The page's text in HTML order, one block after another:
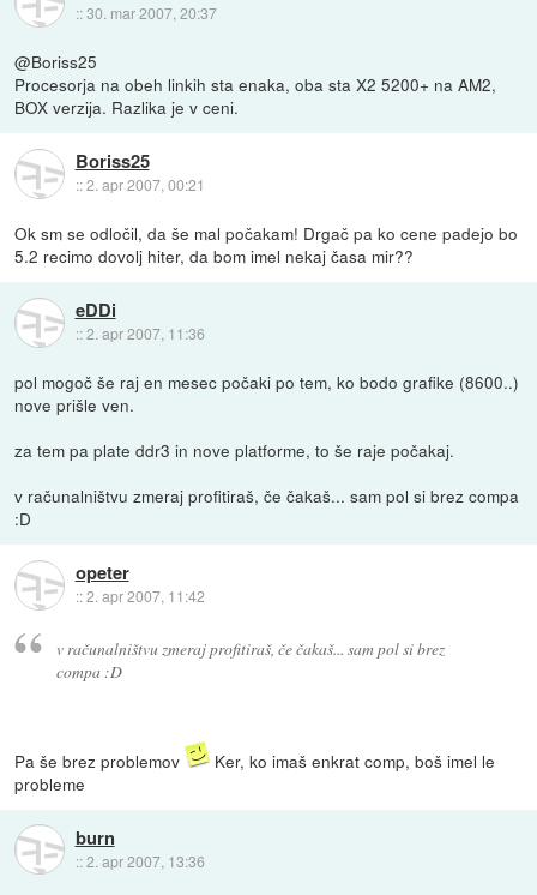
::30. mar 2007, 20:37
@Boriss25
Procesorja na obeh linkih sta enaka, oba sta X2 5200+ na AM2,
BOX verzija. Razlika je v ceni.
Boriss25
::2. apr 2007, 00:21
Ok sm se odločil, da še mal počakam! Drgač pa ko cene padejo bo
5.2 recimo dovolj hiter, da bom imel nekaj časa mir??
eDDi
::2. apr 2007, 11:36
pol mogoč še raj en mesec počaki po tem, ko bodo grafike (8600..)
nove prišle ven.
za tem pa plate ddr3 in nove platforme, to še raje počakaj.
v računalništvu zmeraj profitiraš, če čakaš... sam pol si brez compa
:D
opeter
::2. apr 2007, 11:42
v računalništvu zmeraj profitiraš, če čakaš... sam pol si brez
compa :D
Pa še brez problemov
Ker, ko imaš enkrat comp, boš imel le
probleme
burn
::2. apr 2007, 13:36